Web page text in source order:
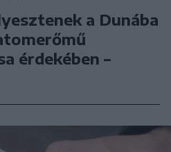
a Dunába
érdekében –